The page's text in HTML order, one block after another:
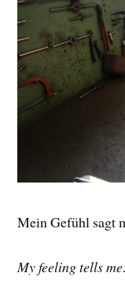
Mein Gefühl sagt
My feeling tells